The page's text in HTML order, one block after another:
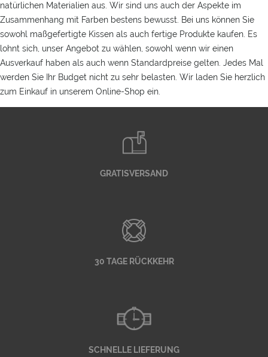
natürlichen Materialien aus. Wir sind uns auch der Aspekte im
Zusammenhang mit Farben bestens bewusst. Bei uns können Sie
sowohl maßgefertigte Kissen als auch fertige Produkte kaufen. Es
lohnt sich, unser Angebot zu wählen, sowohl wenn wir einen
Ausverkauf haben als auch wenn Standardpreise gelten. Jedes Mal
werden Sie Ihr Budget nicht zu sehr belasten. Wir laden Sie herzlich
zum Einkauf in unserem Online-Shop ein.
GRATISVERSAND
30 TAGE RÜCKKEHR
SCHNELLE LIEFERUNG